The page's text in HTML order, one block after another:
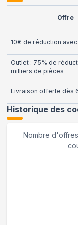
Offre
10€ de réduction
Outlet : 75% de
milliers de pièces
Livraison offerte dès
Historique des
Nombre